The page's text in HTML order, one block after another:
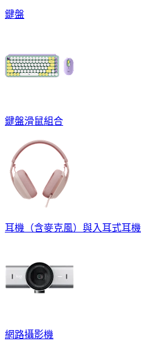
鍵盤
鍵盤滑鼠組合
耳機（含麥克風）與入耳式耳機
網路攝影機